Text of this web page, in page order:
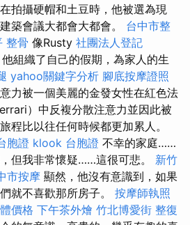
拍攝硬帽和土豆時，他被選為現
築會議大都會大都​​會。 台中市整
整骨 像Rusty 社團法人登記
組織了自己的假期，為家人的生
yahoo關鍵字分析 腳底按摩證照
力被一個美麗的金發女性在紅色法
）中反複分散注意力並因此被
程比以往任何時候都更加累人。
胞證 klook 台胞證 不幸的家庭……
但我非常懷疑……這很可悲。 新竹
市按摩 顯然，他沒有意識到，如果
就不喜歡那所房子。 按摩師執照
價格 下午茶外燴 竹北博愛街 整復